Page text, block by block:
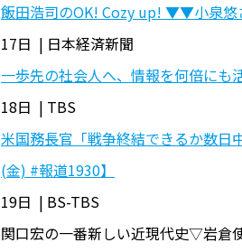
飯田浩司のOK! Cozy up! ▼▼小泉悠
17日 | 日本経済新聞
一歩先の社会人へ、情報を何倍にも
18日 | TBS
米国務長官「戦争終結できるか数日
(金) #報道1930】
19日 | BS-TBS
関口宏の一番新しい近現代史▽岩倉